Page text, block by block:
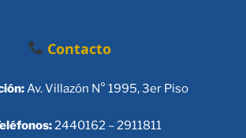
Contacto
Av. Villazón N° 1995, 3er Piso
2440162 – 2911811